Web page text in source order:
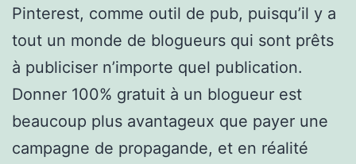
Pinterest, comme outil de pub, puisqu’il y a
tout un monde de blogueurs qui sont prêts
à publiciser n’importe quel publication.
Donner 100% gratuit à un blogueur est
beaucoup plus avantageux que payer une
campagne de propagande, et en réalité